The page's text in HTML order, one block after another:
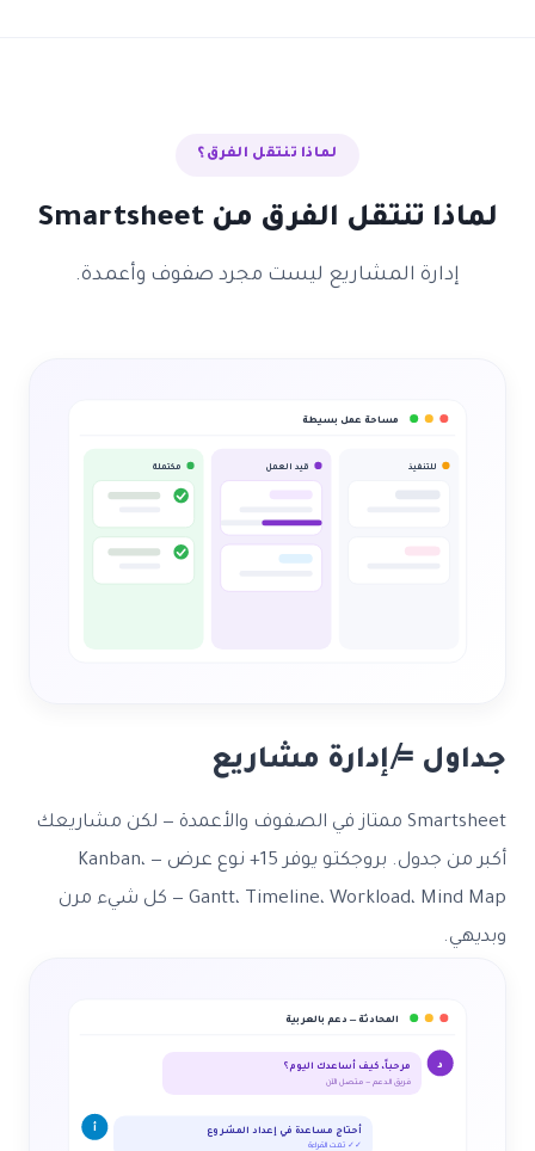
لماذا تنتقل الفرق؟
لماذا تنتقل الفرق من Smartsheet
إدارة المشاريع ليست مجرد صفوف وأعمدة.
جداول ≠ إدارة مشاريع
Smartsheet ممتاز في الصفوف والأعمدة — لكن مشاريعك
أكبر من جدول. بروجكتو يوفر 15+ نوع عرض — Kanban،
Gantt، Timeline، Workload، Mind Map — كل شيء مرن
وبديهي.
مساحة عمل بسيطة
للتنفيذ قيد العمل مكتملة
المحادثة — دعم بالعربية
د مرحباً، كيف أساعدك اليوم؟
فريق الدعم — متصل الآن
أ أحتاج مساعدة في إعداد المشروع
تمت القراءة ✓✓